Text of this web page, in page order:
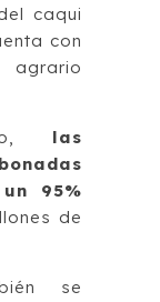
caqui
con
agrario
las
95%
de
se